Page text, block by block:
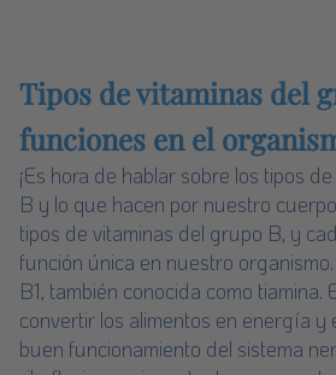
Tipos de vitaminas del
funciones en el
¡Es hora de hablar sobre los tipos
B y lo que hacen por nuestro
tipos de vitaminas del grupo B, y
función única en nuestro
B1, también conocida como tiamina.
convertir los alimentos en energía y
buen funcionamiento del sistema